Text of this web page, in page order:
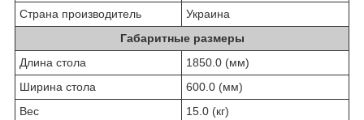
Страна производитель
Украина
Габаритные размеры
Длина стола
1850.0 (мм)
Ширина стола
600.0 (мм)
Вес
15.0 (кг)